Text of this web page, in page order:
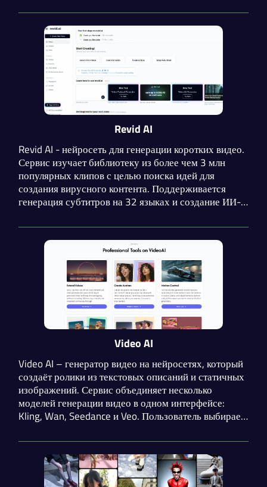
до 7 кадров в одном видео, указав переход с
помощью промпта.
Revid AI
Revid AI - нейросеть для генерации коротких видео.
Сервис изучает библиотеку из более чем 3 млн
популярных клипов с целью поиска идей для
создания вирусного контента. Поддерживается
генерация субтитров на 32 языках и создание ИИ-
различных направлений.
Video AI
Video AI – генератор видео на нейросетях, который
создаёт ролики из текстовых описаний и статичных
изображений. Сервис объединяет несколько
моделей генерации видео в одном интерфейсе:
Kling, Wan, Seedance и Veo. Пользователь выбирает
хочет получить.